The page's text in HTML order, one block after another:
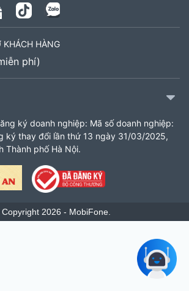
HÀNG
phí)
ký doanh nghiệp: Mã số doanh nghiệp:
ký thay đổi lần thứ 13 ngày 31/03/2025,
Thành phố Hà Nội.
2026 - MobiFone.